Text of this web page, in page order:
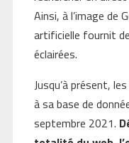
Ainsi, à l’image de
artificielle fournit
éclairées.
Jusqu’à présent,
à sa base de
septembre 2021.